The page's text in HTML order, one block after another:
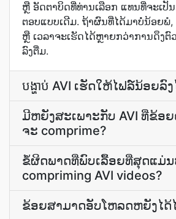
ຫຼື ອັດຕາ​ບິດ​ທີ່​ທ່ານ​ເລືອກ ແທນ​ທີ່​ຈະ​ເປັ
ຕອບ​ແບບ​ເດີມ. ຖ້າ​ຜົນ​ທີ່​ໄດ້​ມາ​ບໍ່​ນ້ອຍ​
ຫຼື ເວລາ​ຈະ​ເຮັດ​ໄດ້​ຫຼາຍ​ກວ່າ​ການ​ດຶງ​ຕົ
ລົງ​ຕື່ມ.
បង្ហាប់ AVI ເຮັດໃຫ້ໄຟລ໌ນ້ອຍລົ
ມີຫຍັງສະເພາະກັບ AVI ທີ່ຂ້ອ
ຈະ comprime?
ຂໍ້ຜິດພາດທີ່ພົບເລື້ອຍທີ່ສຸດແມ່ນ
compriming AVI videos?
ຂ້ອຍສາມາດອັບໂຫລດຫຍັງໄດ້ໄ